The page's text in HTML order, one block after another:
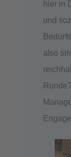
hier in
und
also